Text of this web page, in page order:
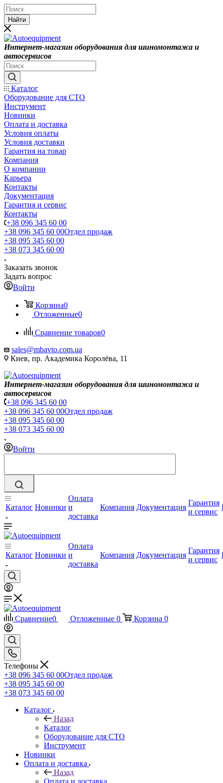
Найти
Интернет-магазин оборудования для шиномонтажа и
автосервисов
Каталог
Оборудование для СТО
Инструмент
Новинки
Оплата и доставка
Условия оплаты
Условия доставки
Гарантия на товар
Компания
О компании
Карьера
Контакты
Документация
Гарантия и сервис
Контакты
+38 096 345 60 00
+38 096 345 60 00Отдел продаж
+38 095 345 60 00
+38 073 345 60 00
Заказать звонок
Задать вопрос
Войти
Корзина0
Отложенные0
Сравнение товаров0
sales@mbavto.com.ua
Киев, пр. Академика Королёва, 11
Интернет-магазин оборудования для шиномонтажа и
автосервисов
+38 096 345 60 00
+38 096 345 60 00Отдел продаж
+38 095 345 60 00
+38 073 345 60 00
Войти
Каталог Новинки
Оплата
и
доставка
Компания Документация
Гарантия
и сервис
Каталог Новинки
Оплата
и
доставка
Компания Документация
Гарантия
и сервис
Сравнение0 Отложенные 0 Корзина 0
Телефоны
+38 096 345 60 00Отдел продаж
+38 095 345 60 00
+38 073 345 60 00
Каталог
Назад
Каталог
Оборудование для СТО
Инструмент
Новинки
Оплата и доставка
Назад
Оплата и доставка